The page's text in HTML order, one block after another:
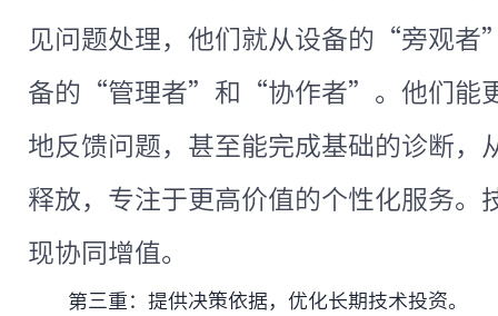
见问题处理，他们就从设备的“旁观
备的“管理者”和“协作者”。他们能
地反馈问题，甚至能完成基础的诊断，
释放，专注于更高价值的个性化服务。
现协同增值。
第三重：提供决策依据，优化长期技术投资。